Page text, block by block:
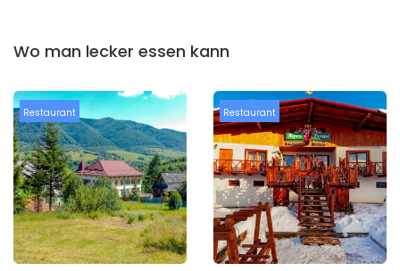
Wo man lecker essen kann
Restaurant Restaurant